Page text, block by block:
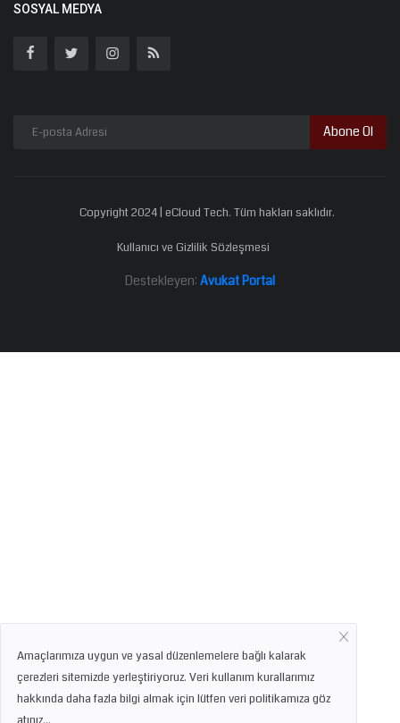
SOSYAL MEDYA
Abone Ol
Copyright 2024 | eCloud Tech. Tüm hakları saklıdır.
Kullanıcı ve Gizlilik Sözleşmesi
Destekleyen: Avukat Portal
Amaçlarımıza uygun ve yasal düzenlemelere bağlı kalarak
çerezleri sitemizde yerleştiriyoruz. Veri kullanım kurallarımız
hakkında daha fazla bilgi almak için lütfen veri politikamıza göz